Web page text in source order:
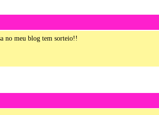
no meu blog tem sorteio!!